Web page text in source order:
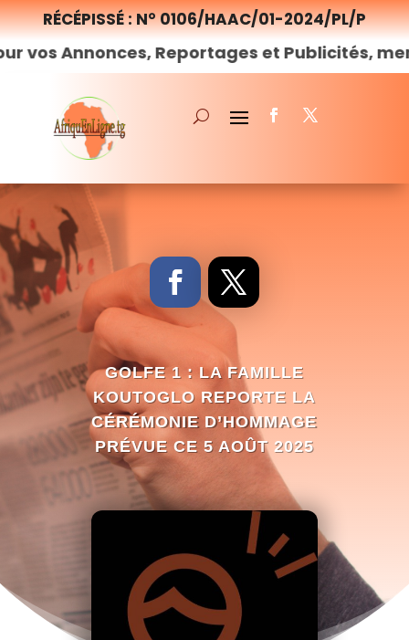
RÉCÉPISSÉ : N° 0106/HAAC/01-2024/PL/P
Reportages et Publicités, merci denous
GOLFE 1 : LA FAMILLE
KOUTOGLO REPORTE LA
CÉRÉMONIE D’HOMMAGE
PRÉVUE CE 5 AOÛT 2025